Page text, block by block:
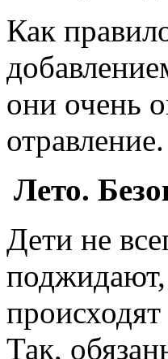
Как
они очень
отравление.
Лето.
Дети не
поджидают,
Так,